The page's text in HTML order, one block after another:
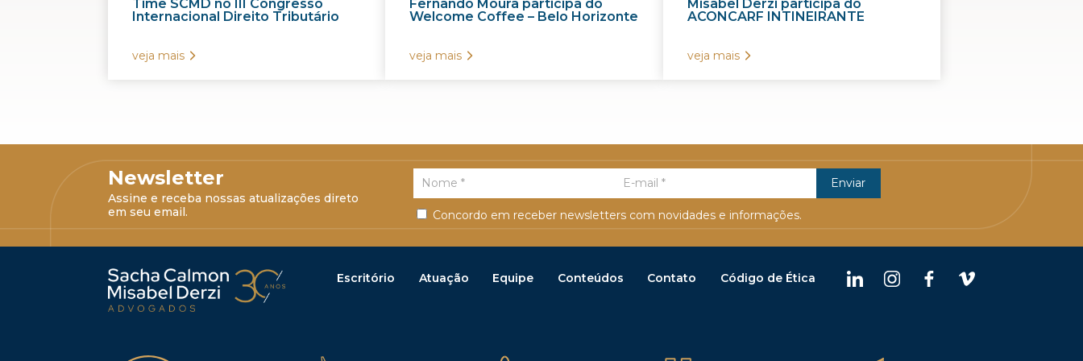
Time SCMD no III Congresso
Internacional Direito Tributário
veja mais
Fernando Moura participa do
Welcome Coffee – Belo Horizonte
veja mais
Misabel Derzi participa do
ACONCARF INTINEIRANTE
veja mais
Newsletter
Assine e receba nossas atualizações direto
em seu email.
Concordo em receber newsletters com novidades e informações.
Escritório Atuação Equipe Conteúdos Contato Código de Ética